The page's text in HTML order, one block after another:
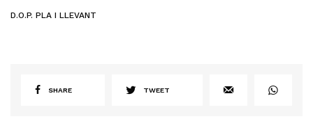
D.O.P. PLA I LLEVANT
SHARE TWEET